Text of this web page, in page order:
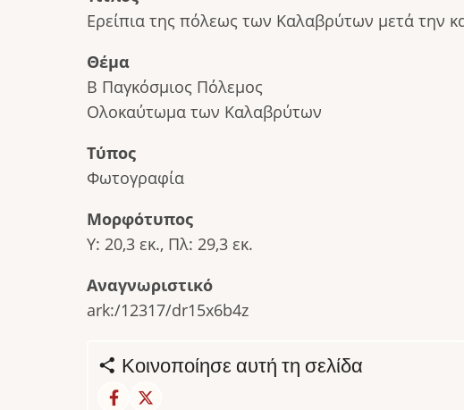
Ερείπια της πόλεως των Καλαβρύτων μετά την
Θέμα
Β Παγκόσμιος Πόλεμος
Ολοκαύτωμα των Καλαβρύτων
Τύπος
Φωτογραφία
Μορφότυπος
Υ: 20,3 εκ., Πλ: 29,3 εκ.
Αναγνωριστικό
ark:/12317/dr15x6b4z
Κοινοποίησε αυτή τη σελίδα